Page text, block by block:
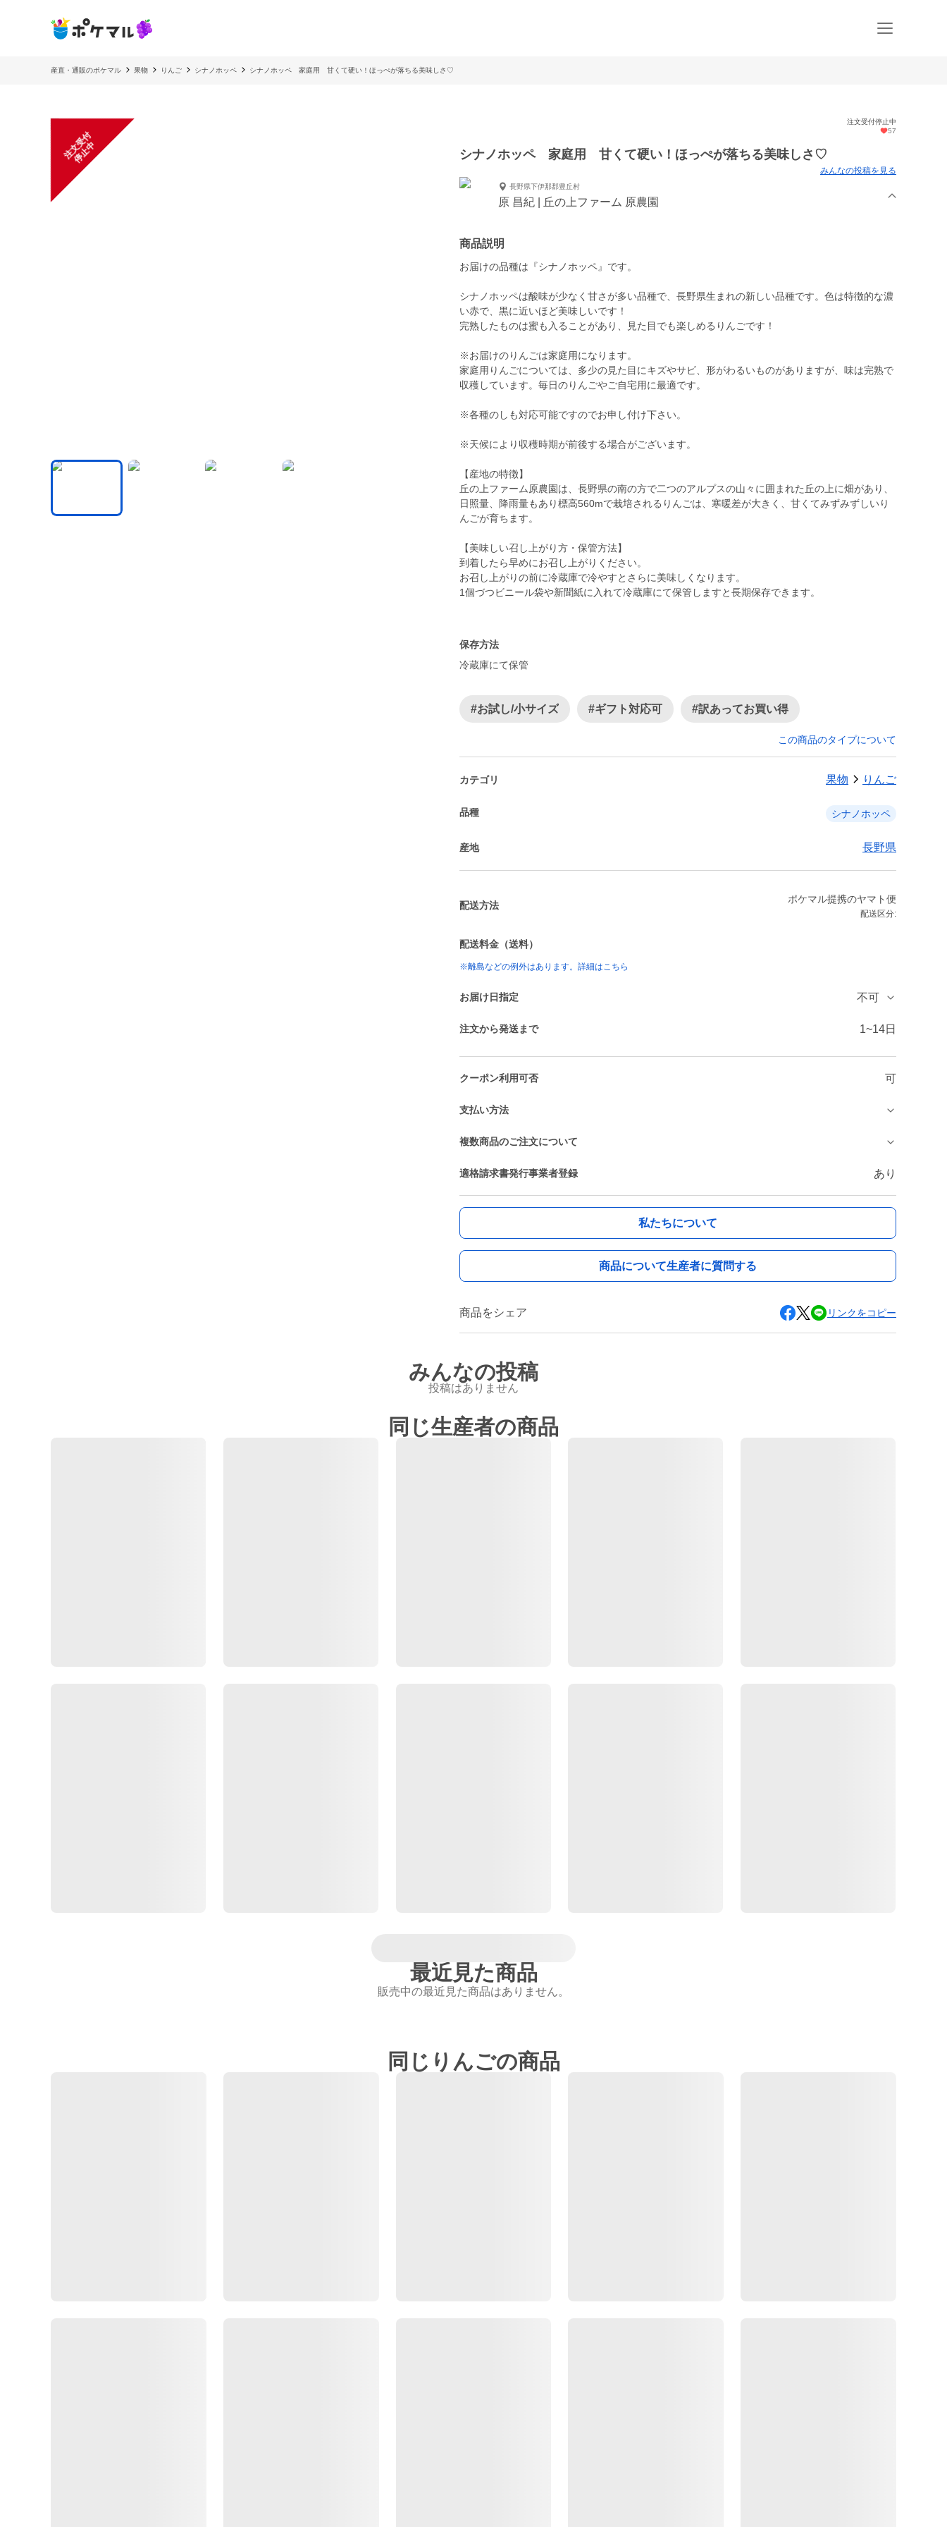
産直・通販のポケマル 果物 りんご シナノホッペ シナノホッペ 家庭用 甘くて硬い！ほっぺが落ちる美味しさ♡
注
文
受
付
停
止
中
注文受付停止中
57
シナノホッペ 家庭用 甘くて硬い！ほっぺが落ちる美味しさ♡
みんなの投稿を見る
長野県下伊那郡豊丘村
原 昌紀 | 丘の上ファーム 原農園
商品説明
お届けの品種は『シナノホッペ』です。
シナノホッペは酸味が少なく甘さが多い品種で、長野県生まれの新しい品種です。色は特徴的な濃
い赤で、黒に近いほど美味しいです！
完熟したものは蜜も入ることがあり、見た目でも楽しめるりんごです！
※お届けのりんごは家庭用になります。
家庭用りんごについては、多少の見た目にキズやサビ、形がわるいものがありますが、味は完熟で
収穫しています。毎日のりんごやご自宅用に最適です。
※各種のしも対応可能ですのでお申し付け下さい。
※天候により収穫時期が前後する場合がございます。
【産地の特徴】
丘の上ファーム原農園は、長野県の南の方で二つのアルプスの山々に囲まれた丘の上に畑があり、
日照量、降雨量もあり標高560mで栽培されるりんごは、寒暖差が大きく、甘くてみずみずしいり
んごが育ちます。
【美味しい召し上がり方・保管方法】
到着したら早めにお召し上がりください。
お召し上がりの前に冷蔵庫で冷やすとさらに美味しくなります。
1個づつビニール袋や新聞紙に入れて冷蔵庫にて保管しますと長期保存できます。
保存方法
冷蔵庫にて保管
#お試し/小サイズ #ギフト対応可 #訳あってお買い得
この商品のタイプについて
カテゴリ 果物 りんご
品種 シナノホッペ
産地 長野県
配送方法
ポケマル提携のヤマト便
配送区分:
配送料金（送料）
※離島などの例外はあります。詳細はこちら
お届け日指定 不可
注文から発送まで 1~14日
クーポン利用可否 可
支払い方法
複数商品のご注文について
適格請求書発行事業者登録 あり
私たちについて
商品について生産者に質問する
商品をシェア リンクをコピー
みんなの投稿
投稿はありません
同じ生産者の商品
最近見た商品
販売中の最近見た商品はありません。
同じりんごの商品